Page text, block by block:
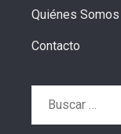
Quiénes Somos
Contacto